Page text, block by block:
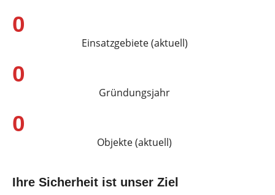
Einsatzgebiete (aktuell)
0
Gründungsjahr
0
Objekte (aktuell)
0
Ihre Sicherheit ist unser Ziel